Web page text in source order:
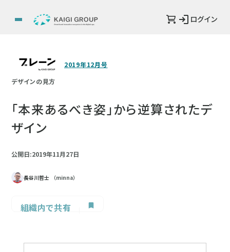
ログイン
2019年12月号
デザインの見方
「本来あるべき姿」から逆算されたデ
ザイン
公開日:2019年11月27日
長谷川哲士 （minna）
組織内で共有